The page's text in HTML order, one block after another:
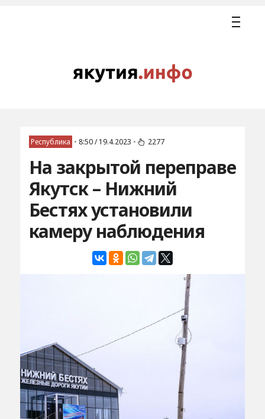
Республика • 8:50 / 19.4.2023 • 2277
На закрытой переправе
Якутск – Нижний
Бестях установили
камеру наблюдения